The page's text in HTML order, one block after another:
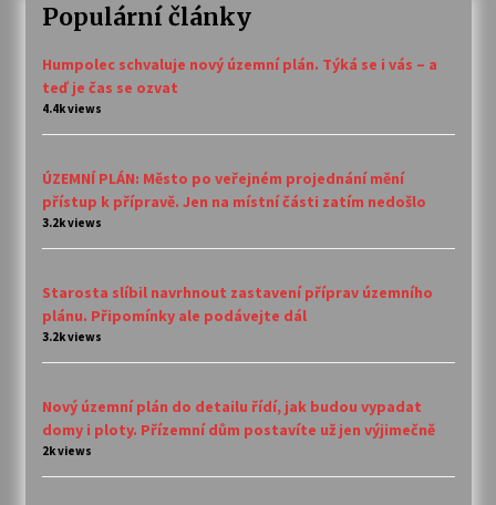
Populární články
Humpolec schvaluje nový územní plán. Týká se i vás – a
teď je čas se ozvat
4.4k views
ÚZEMNÍ PLÁN: Město po veřejném projednání mění
přístup k přípravě. Jen na místní části zatím nedošlo
3.2k views
Starosta slíbil navrhnout zastavení příprav územního
plánu. Připomínky ale podávejte dál
3.2k views
Nový územní plán do detailu řídí, jak budou vypadat
domy i ploty. Přízemní dům postavíte už jen výjimečně
2k views